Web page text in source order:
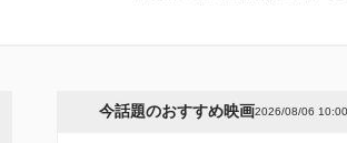
今話題のおすすめ映画2026/08/06